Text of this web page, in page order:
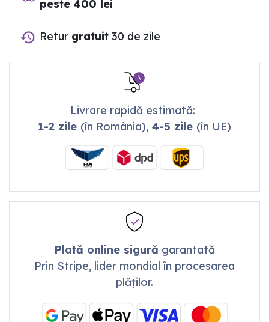
peste 400 lei
Retur gratuit 30 de zile
Livrare rapidă estimată:
1-2 zile (în România),4-5 zile (în UE)
Plată online sigură garantată
Prin Stripe, lider mondial în procesarea
plăților.